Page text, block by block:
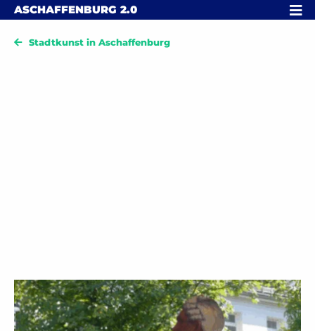
Skip to content
ASCHAFFENBURG 2.0 MENÜ
Stadtkunst in Aschaffenburg